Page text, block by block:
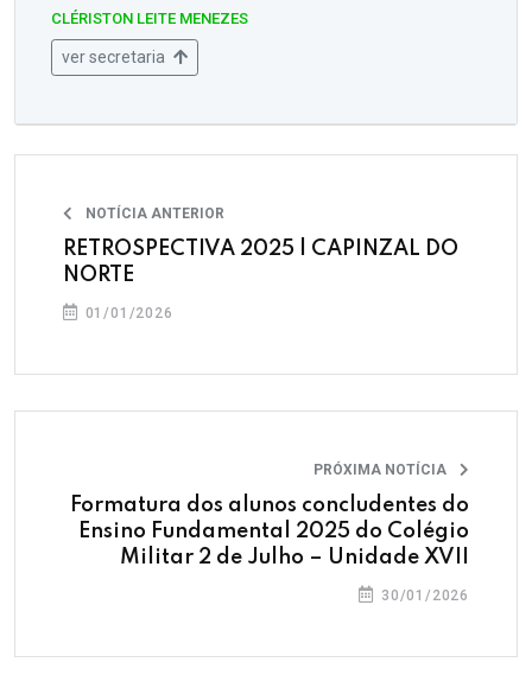
CLÉRISTON LEITE MENEZES
ver secretaria
NOTÍCIA ANTERIOR
RETROSPECTIVA 2025 | CAPINZAL DO
NORTE
01/01/2026
PRÓXIMA NOTÍCIA
Formatura dos alunos concludentes do
Ensino Fundamental 2025 do Colégio
Militar 2 de Julho – Unidade XVII
30/01/2026